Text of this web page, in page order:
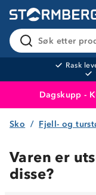
Søk etter
Rask
Dagskupp -
Sko Fjell- og
Varen er
disse?